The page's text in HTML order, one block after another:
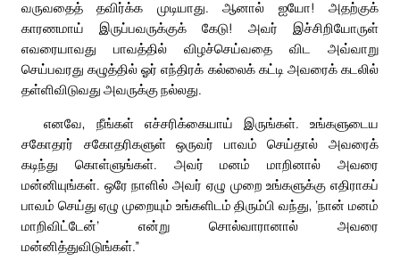
வருவதைத் தவிர்க்க முடியாது. ஆனால் ஐயோ! அதற்குக்
காரணமாய் இருப்பவருக்குக் கேடு! அவர் இச்சிறியோருள்
எவரையாவது பாவத்தில் விழச்செய்வதை விட அவ்வாறு
செய்பவரது கழுத்தில் ஓர் எந்திரக் கல்லைக் கட்டி அவரைக் கடலில்
தள்ளிவிடுவது அவருக்கு நல்லது.
எனவே, நீங்கள் எச்சரிக்கையாய் இருங்கள். உங்களுடைய
சகோதரர் சகோதரிகளுள் ஒருவர் பாவம் செய்தால் அவரைக்
கடிந்து கொள்ளுங்கள். அவர் மனம் மாறினால் அவரை
மன்னியுங்கள். ஒரே நாளில் அவர் ஏழு முறை உங்களுக்கு எதிராகப்
பாவம் செய்து ஏழு முறையும் உங்களிடம் திரும்பி வந்து, ‘நான் மனம்
மாறிவிட்டேன்’ என்று சொல்வாரானால் அவரை
மன்னித்துவிடுங்கள்.”